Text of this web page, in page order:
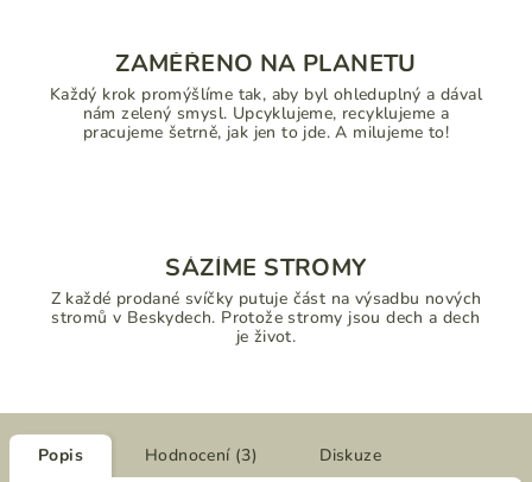
ZAMĚŘENO NA PLANETU
Každý krok promýšlíme tak, aby byl ohleduplný a dával
nám zelený smysl. Upcyklujeme, recyklujeme a
pracujeme šetrně, jak jen to jde. A milujeme to!
SÁZÍME STROMY
Z každé prodané svíčky putuje část na výsadbu nových
stromů v Beskydech. Protože stromy jsou dech a dech
je život.
Popis Hodnocení (3) Diskuze